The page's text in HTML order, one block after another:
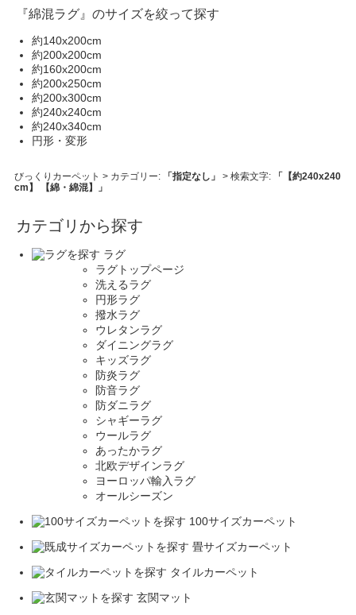
『綿混ラグ』のサイズを絞って探す
約140x200cm
約200x200cm
約160x200cm
約200x250cm
約200x300cm
約240x240cm
約240x340cm
円形・変形
びっくりカーペット > カテゴリー: 「指定なし」 > 検索文字:
「【約240x240
cm】 【綿・綿混】」
カテゴリから探す
ラグ
ラグトップページ
洗えるラグ
円形ラグ
撥水ラグ
ウレタンラグ
ダイニングラグ
キッズラグ
防炎ラグ
防音ラグ
防ダニラグ
シャギーラグ
ウールラグ
あったかラグ
北欧デザインラグ
ヨーロッパ輸入ラグ
オールシーズン
100サイズカーペット
畳サイズカーペット
タイルカーペット
玄関マット